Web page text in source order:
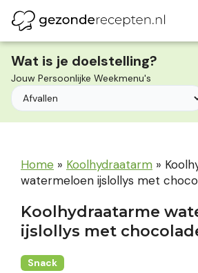
naar
de
inhoud
Wat is je doelstelling?
Jouw Persoonlijke Weekmenu's
Home » Koolhydraatarm »
watermeloen ijslollys met
Koolhydraatarme
ijslollys met
Snack